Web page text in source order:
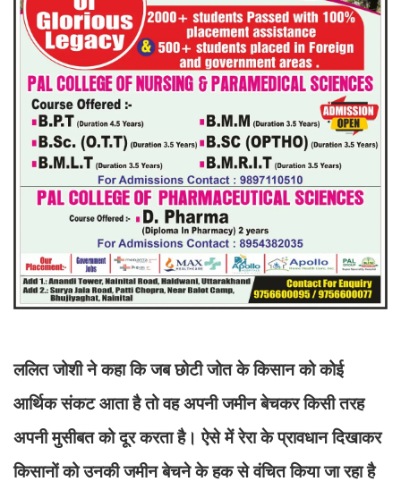
ललित जोशी ने कहा कि जब छोटी जोत के किसान को कोई
आर्थिक संकट आता है तो वह अपनी जमीन बेचकर किसी तरह
अपनी मुसीबत को दूर करता है। ऐसे में रेरा के प्रावधान दिखाकर
किसानों को उनकी जमीन बेचने के हक से वंचित किया जा रहा है